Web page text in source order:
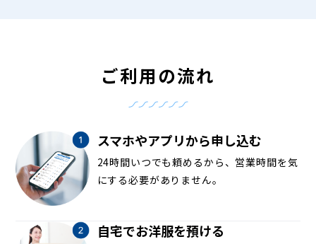
ご利用の流れ
スマホやアプリから申し込む
24時間いつでも頼めるから、営業時間を気
にする必要がありません。
自宅でお洋服を預ける